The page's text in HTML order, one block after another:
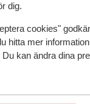
dig.
cookies"
hitta mer
kan ändra dina